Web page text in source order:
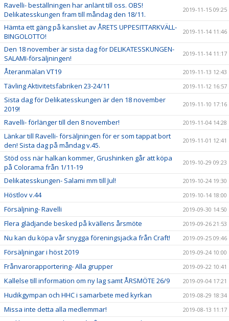
Ravelli- beställningen har anlänt till oss. OBS!
Delikatesskungen fram till måndag den 18/11.
2019-11-15 09:25
Hämta ett gäng på kansliet av ÅRETS UPPESITTARKVÄLL-
BINGOLOTTO!
2019-11-14 11:46
Den 18 november är sista dag för DELIKATESSKUNGEN-
SALAMI-försäljningen!
2019-11-14 11:17
Återanmälan VT19 2019-11-13 12:43
Tävling Aktivitetsfabriken 23-24/11 2019-11-12 16:57
Sista dag för Delikatesskungen är den 18 november
2019!
2019-11-10 17:16
Ravelli- förlänger till den 8 november! 2019-11-04 14:28
Länkar till Ravelli- försäljningen för er som tappat bort
den! Sista dag på måndag v.45.
2019-11-01 12:41
Stöd oss när halkan kommer, Grushinken går att köpa
på Colorama från 1/11-19
2019-10-29 09:23
Delikatesskungen- Salami mm till Jul! 2019-10-24 19:30
Höstlov v.44 2019-10-14 18:00
Försäljning- Ravelli 2019-09-30 14:50
Flera glädjande besked på kvällens årsmöte 2019-09-26 21:53
Nu kan du köpa vår snygga föreningsjacka från Craft! 2019-09-25 09:46
Försäljningar i höst 2019 2019-09-24 10:00
Frånvarorapportering- Alla grupper 2019-09-22 10:41
Kallelse till information om ny lag samt ÅRSMÖTE 26/9 2019-09-04 17:21
Hudikgympan och HHC i samarbete med kyrkan 2019-08-29 18:34
Missa inte detta alla medlemmar! 2019-08-13 11:17